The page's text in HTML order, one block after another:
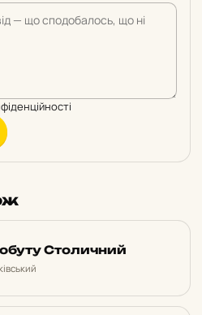
Столичний